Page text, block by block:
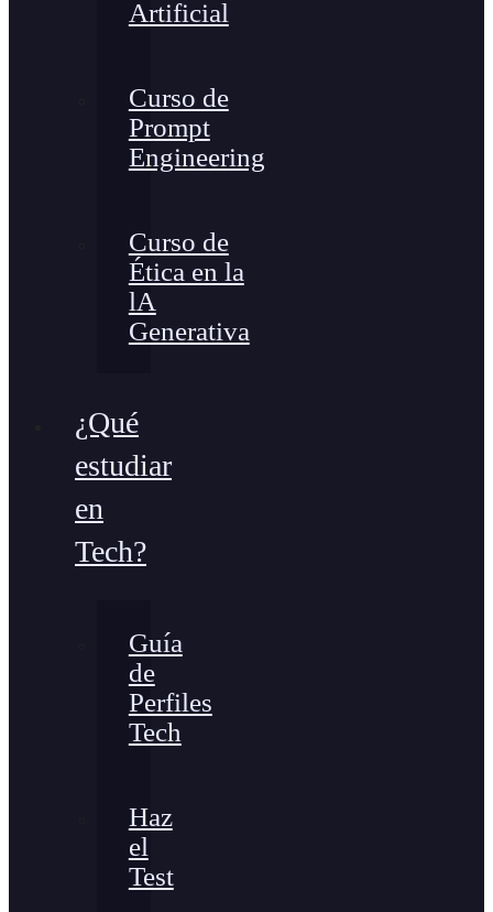
Artificial
Curso de
Prompt
Engineering
Curso de
Ética en la
lA
Generativa
¿Qué
estudiar
en
Tech?
Guía
de
Perfiles
Tech
Haz
el
Test